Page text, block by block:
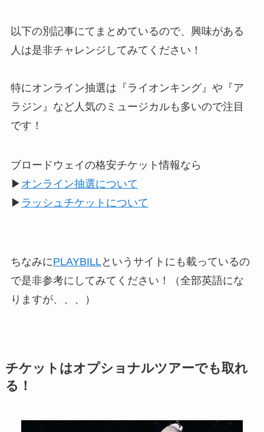
以下の別記事にてまとめているので、興味がある
人は是非チャレンジしてみてください！
特にオンライン抽選は『ライオンキング』や『ア
ラジン』など人気のミュージカルも多いので注目
です！
ブロードウェイの格安チケット情報なら
▶︎ オンライン抽選について
▶︎ ラッシュチケットについて
ちなみにPLAYBILLというサイトにも載っているの
で是非参考にしてみてください！（全部英語にな
りますが、、、）
チケットはオプショナルツアーでも取れ
る！